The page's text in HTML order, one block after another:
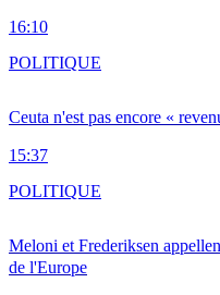
16:10
Ceuta n'est pas encore «
15:37
POLITIQUE
Meloni et Frederiksen
de l'Europe
POLITIQUE